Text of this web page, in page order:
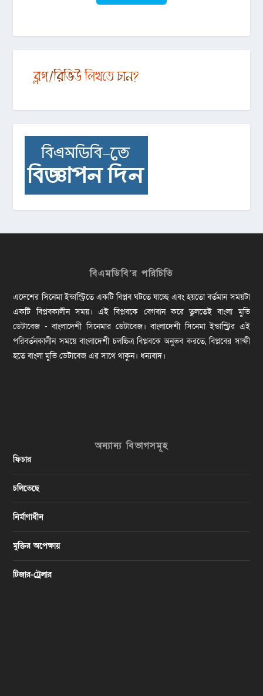
বিএমডিবি’র পরিচিতি
এদেশের সিনেমা ইন্ডাস্ট্রিতে একটি বিপ্লব ঘটতে যাচ্ছে এবং হয়তো বর্তমান সময়টা
একটি বিপ্লবকালীন সময়। এই বিপ্লবকে বেগবান করে তুলতেই বাংলা মুভি
ডেটাবেজ - বাংলাদেশী সিনেমার ডেটাবেজ। বাংলাদেশী সিনেমা ইন্ডাস্ট্রির এই
পরিবর্তনকালীন সময়ে বাংলাদেশী চলচ্চিত্র বিপ্লবকে অনুভব করতে, বিপ্লবের সাক্ষী
হতে বাংলা মুভি ডেটাবেজ এর সাথে থাকুন। ধন্যবাদ।
অন্যান্য বিভাগসমূহ
ফিচার
চলিতেছে
নির্মাণাধীন
মুক্তির অপেক্ষায়
টিজার-ট্রেলার